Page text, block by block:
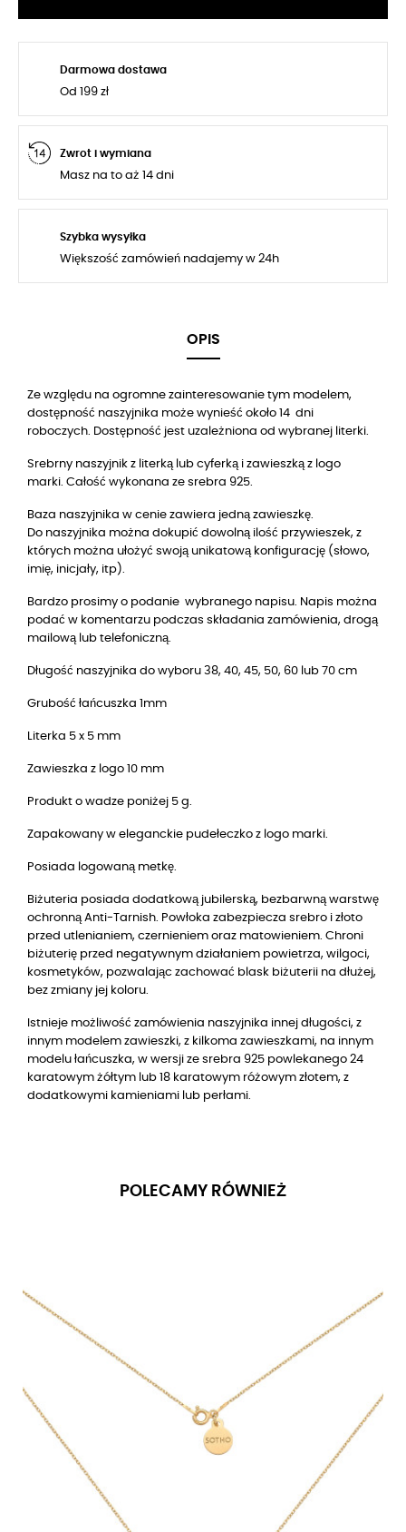
Darmowa dostawa
Od 199 zł
Zwrot i wymiana
Masz na to aż 14 dni
Szybka wysyłka
Większość zamówień nadajemy w 24h
OPIS
Ze względu na ogromne zainteresowanie tym modelem,
dostępność naszyjnika może wynieść około 14 dni
roboczych. Dostępność jest uzależniona od wybranej literki.
Srebrny naszyjnik z literką lub cyferką i zawieszką z logo
marki. Całość wykonana ze srebra 925.
Baza naszyjnika w cenie zawiera jedną zawieszkę.
Do naszyjnika można dokupić dowolną ilość przywieszek, z
których można ułożyć swoją unikatową konfigurację (słowo,
imię, inicjały, itp).
Bardzo prosimy o podanie wybranego napisu. Napis można
podać w komentarzu podczas składania zamówienia, drogą
mailową lub telefoniczną.
Długość naszyjnika do wyboru 38, 40, 45, 50, 60 lub 70 cm
Grubość łańcuszka 1mm
Literka 5 x 5 mm
Zawieszka z logo 10 mm
Produkt o wadze poniżej 5 g.
Zapakowany w eleganckie pudełeczko z logo marki.
Posiada logowaną metkę.
Biżuteria posiada dodatkową jubilerską, bezbarwną warstwę
ochronną Anti-Tarnish. Powłoka zabezpiecza srebro i złoto
przed utlenianiem, czernieniem oraz matowieniem. Chroni
biżuterię przed negatywnym działaniem powietrza, wilgoci,
kosmetyków, pozwalając zachować blask biżuterii na dłużej,
bez zmiany jej koloru.
Istnieje możliwość zamówienia naszyjnika innej długości, z
innym modelem zawieszki, z kilkoma zawieszkami, na innym
modelu łańcuszka, w wersji ze srebra 925 powlekanego 24
karatowym żółtym lub 18 karatowym różowym złotem, z
dodatkowymi kamieniami lub perłami.
POLECAMY RÓWNIEŻ